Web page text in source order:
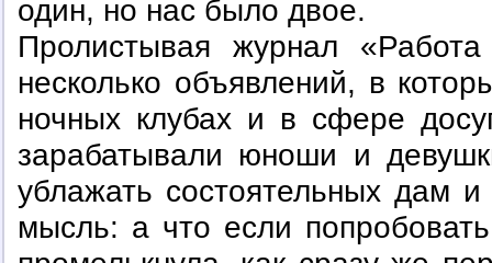
один, но нас было двое.
Пролистывая журнал
несколько объявлений, в
ночных клубах и в сфере
зарабатывали юноши и
ублажать состоятельных дам
мысль: а что если